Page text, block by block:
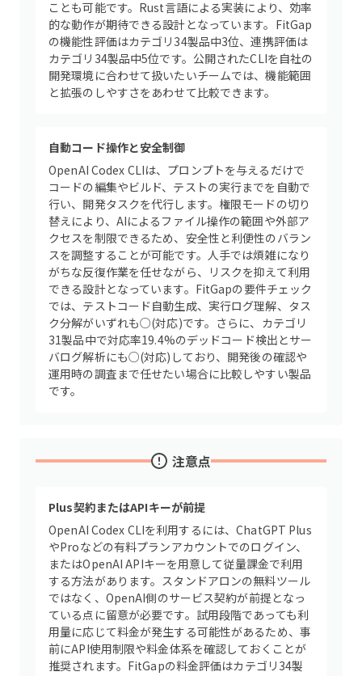
ことも可能です。Rust言語による実装により、効率
的な動作が期待できる設計となっています。FitGap
の機能性評価はカテゴリ34製品中3位、連携評価は
カテゴリ34製品中5位です。公開されたCLIを自社の
開発環境に合わせて扱いたいチームでは、機能範囲
と拡張のしやすさをあわせて比較できます。
自動コード操作と安全制御
OpenAI Codex CLIは、プロンプトを与えるだけで
コードの編集やビルド、テストの実行までを自動で
行い、開発タスクを代行します。権限モードの切り
替えにより、AIによるファイル操作の範囲や外部ア
クセスを制限できるため、安全性と利便性のバラン
スを調整することが可能です。人手では煩雑になり
がちな反復作業を任せながら、リスクを抑えて利用
できる設計となっています。FitGapの要件チェック
では、テストコード自動生成、実行ログ理解、タス
ク分解がいずれも○(対応)です。さらに、カテゴリ
31製品中で対応率19.4%のデッドコード検出とサー
バログ解析にも○(対応)しており、開発後の確認や
運用時の調査まで任せたい場合に比較しやすい製品
です。
注意点
Plus契約またはAPIキーが前提
OpenAI Codex CLIを利用するには、ChatGPT Plus
やProなどの有料プランアカウントでのログイン、
またはOpenAI APIキーを用意して従量課金で利用
する方法があります。スタンドアロンの無料ツール
ではなく、OpenAI側のサービス契約が前提となっ
ている点に留意が必要です。試用段階であっても利
用量に応じて料金が発生する可能性があるため、事
前にAPI使用制限や料金体系を確認しておくことが
推奨されます。FitGapの料金評価はカテゴリ34製